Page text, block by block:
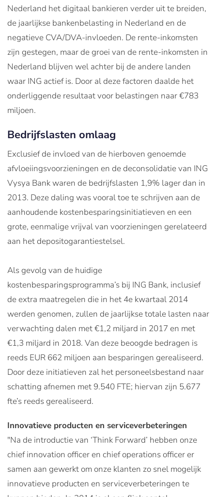
Nederland het digitaal bankieren verder uit te breiden,
de jaarlijkse bankenbelasting in Nederland en de
negatieve CVA/DVA-invloeden. De rente-inkomsten
zijn gestegen, maar de groei van de rente-inkomsten in
Nederland blijven wel achter bij de andere landen
waar ING actief is. Door al deze factoren daalde het
onderliggende resultaat voor belastingen naar €783
miljoen.
Bedrijfslasten omlaag
Exclusief de invloed van de hierboven genoemde
afvloeiingsvoorzieningen en de deconsolidatie van ING
Vysya Bank waren de bedrijfslasten 1,9% lager dan in
2013. Deze daling was vooral toe te schrijven aan de
aanhoudende kostenbesparingsinitiatieven en een
grote, eenmalige vrijval van voorzieningen gerelateerd
aan het depositogarantiestelsel.
Als gevolg van de huidige
kostenbesparingsprogramma’s bij ING Bank, inclusief
de extra maatregelen die in het 4e kwartaal 2014
werden genomen, zullen de jaarlijkse totale lasten naar
verwachting dalen met €1,2 miljard in 2017 en met
€1,3 miljard in 2018. Van deze beoogde bedragen is
reeds EUR 662 miljoen aan besparingen gerealiseerd.
Door deze initiatieven zal het personeelsbestand naar
schatting afnemen met 9.540 FTE; hiervan zijn 5.677
fte’s reeds gerealiseerd.
Innovatieve producten en serviceverbeteringen
"Na de introductie van ‘Think Forward’ hebben onze
chief innovation officer en chief operations officer er
samen aan gewerkt om onze klanten zo snel mogelijk
innovatieve producten en serviceverbeteringen te